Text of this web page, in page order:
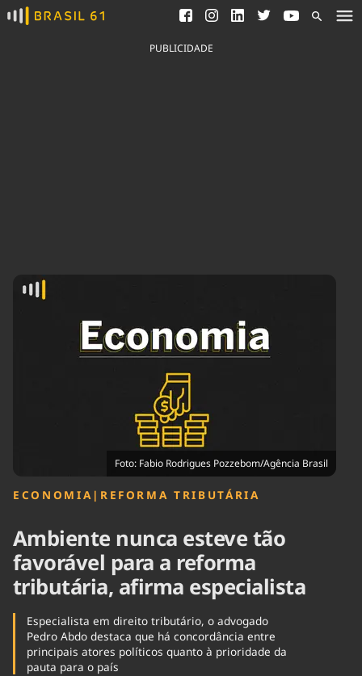
Ver todas as notícias
Saneamento
Indicadores
Agronegócios
Economia
Educação
Infraestrutura
Internacional
Podcast
Política
Saúde
PUBLICIDADE
Foto: Fabio Rodrigues Pozzebom/Agência Brasil
ECONOMIA | REFORMA TRIBUTÁRIA
Ambiente nunca esteve tão
favorável para a reforma
tributária, afirma especialista
Especialista em direito tributário, o advogado
Pedro Abdo destaca que há concordância entre
principais atores políticos quanto à prioridade da
pauta para o país